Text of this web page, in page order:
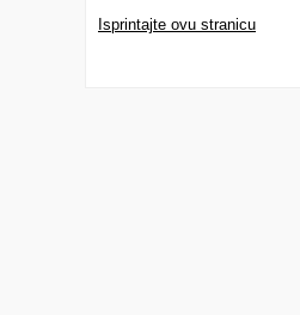
Isprintajte ovu stranicu